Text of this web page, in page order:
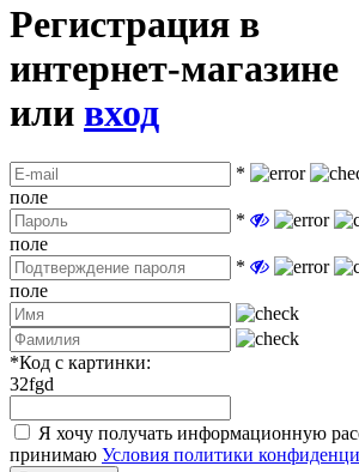
Регистрация в
интернет-магазине
или вход
*
поле
*
поле
*
поле
*Код с картинки:
32fgd
Я хочу получать информационную
принимаю Условия политики